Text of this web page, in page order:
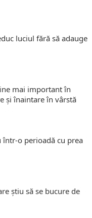
luciul fără să adauge
mai important în
și înaintare în vârstă
într-o perioadă cu prea
știu să se bucure de